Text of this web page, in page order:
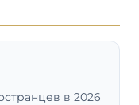
в 2026